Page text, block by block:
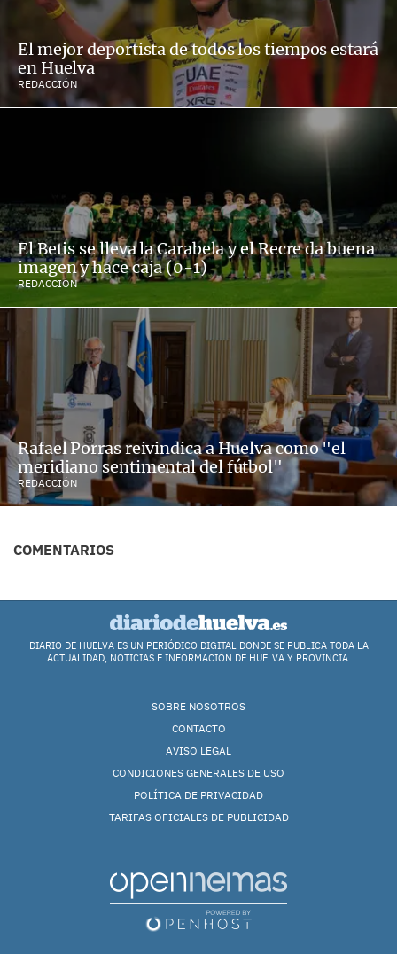
El mejor deportista de todos los tiempos estará
en Huelva
REDACCIÓN
El Betis se lleva la Carabela y el Recre da buena
imagen y hace caja (0-1)
REDACCIÓN
Rafael Porras reivindica a Huelva como "el
meridiano sentimental del fútbol"
REDACCIÓN
COMENTARIOS
DIARIO DE HUELVA ES UN PERIÓDICO DIGITAL DONDE SE PUBLICA TODA LA
ACTUALIDAD, NOTICIAS E INFORMACIÓN DE HUELVA Y PROVINCIA.
SOBRE NOSOTROS
CONTACTO
AVISO LEGAL
CONDICIONES GENERALES DE USO
POLÍTICA DE PRIVACIDAD
TARIFAS OFICIALES DE PUBLICIDAD